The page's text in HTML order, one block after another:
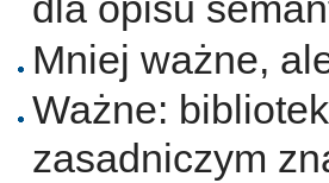
Mniej ważne,
Ważne:
zasadniczym